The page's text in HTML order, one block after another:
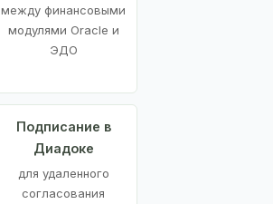
между финансовыми
модулями Oracle и
ЭДО
Подписание в
Диадоке
для удаленного
согласования